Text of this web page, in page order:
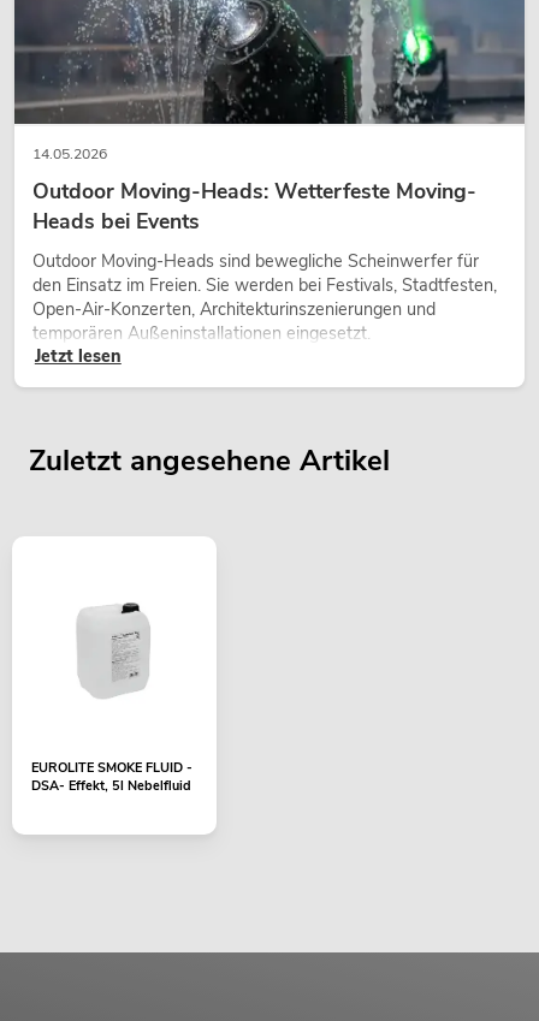
14.05.2026
Outdoor Moving-Heads: Wetterfeste Moving-
Heads bei Events
Outdoor Moving-Heads sind bewegliche Scheinwerfer für
den Einsatz im Freien. Sie werden bei Festivals, Stadtfesten,
Open-Air-Konzerten, Architekturinszenierungen und
temporären Außeninstallationen eingesetzt.
Jetzt lesen
Zuletzt angesehene Artikel
EUROLITE SMOKE FLUID -
DSA- Effekt, 5l Nebelfluid